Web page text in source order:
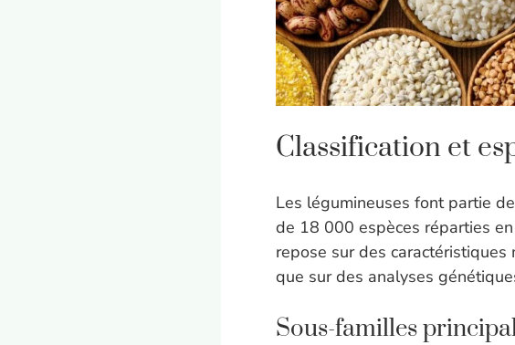
Classification et
Les légumineuses font partie
de 18 000 espèces réparties
repose sur des
que sur des analyses
Sous-familles